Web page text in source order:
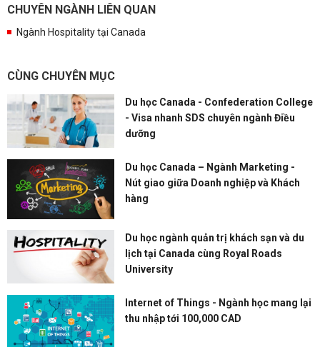
CHUYÊN NGÀNH LIÊN QUAN
Ngành Hospitality tại Canada
CÙNG CHUYÊN MỤC
Du học Canada - Confederation College
- Visa nhanh SDS chuyên ngành Điều
dưỡng
Du học Canada – Ngành Marketing -
Nút giao giữa Doanh nghiệp và Khách
hàng
Du học ngành quản trị khách sạn và du
lịch tại Canada cùng Royal Roads
University
Internet of Things - Ngành học mang lại
thu nhập tới 100,000 CAD